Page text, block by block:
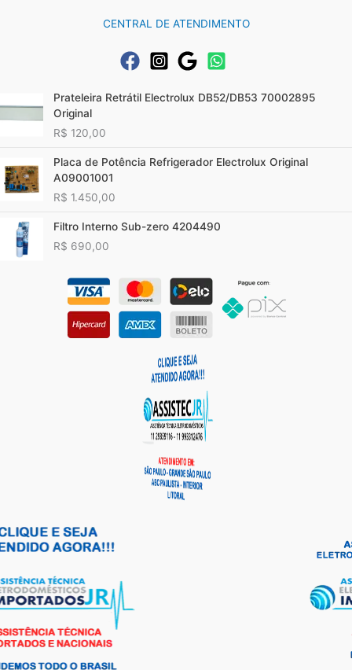
CENTRAL DE ATENDIMENTO
Prateleira Retrátil Electrolux DB52/DB53 70002895
Original
R$ 120,00
Placa de Potência Refrigerador Electrolux Original
A09001001
R$ 1.450,00
Filtro Interno Sub-zero 4204490
R$ 690,00